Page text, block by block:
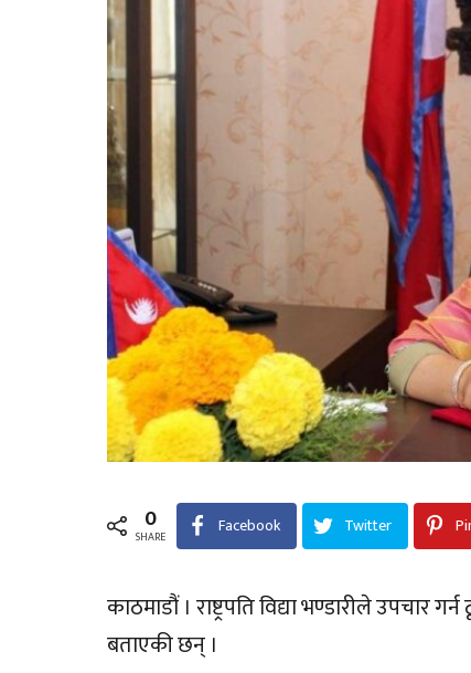
0
SHARE Facebook Twitter
काठमाडौं । राष्ट्रपति विद्या भण्डारीले उपचार
बताएकी छन् ।